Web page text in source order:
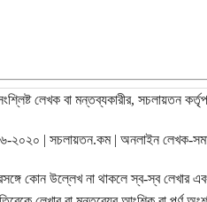
লেখক বা মন্তব্যকারীর, সচলায়তন
২০২০ | সচলায়তন.কম | অনলাইন লেখক-
কোন উল্লেখ না থাকলে স্ব-স্ব লেখার